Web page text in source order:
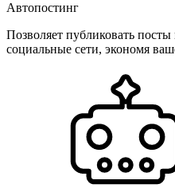
Автопостинг
Позволяет публиковать
социальные сети, экономя